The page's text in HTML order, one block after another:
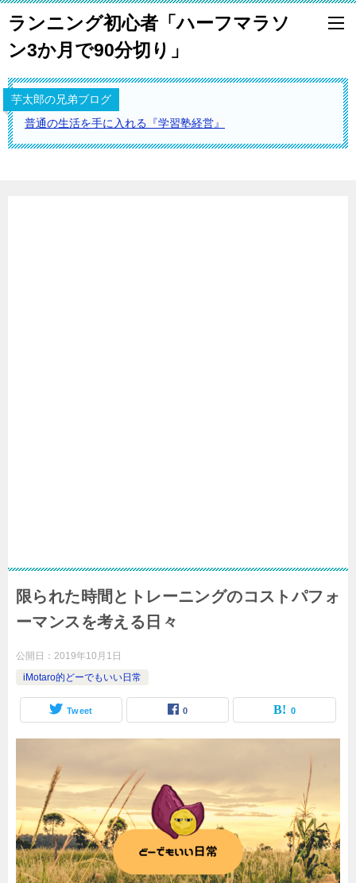
ランニング初心者「ハーフマラソ
ン3か月で90分切り」
芋太郎の兄弟ブログ
普通の生活を手に入れる『学習塾経営』
限られた時間とトレーニングのコストパフォ
ーマンスを考える日々
公開日： 2019年10月1日
iMotaro的どーでもいい日常
Tweet 0 0